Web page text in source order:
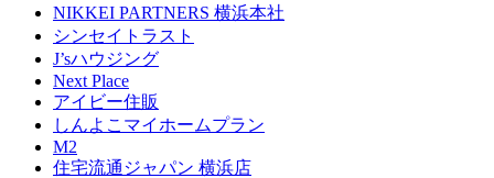
NIKKEI PARTNERS 横浜本社
シンセイトラスト
J’sハウジング
Next Place
アイビー住販
しんよこマイホームプラン
M2
住宅流通ジャパン 横浜店